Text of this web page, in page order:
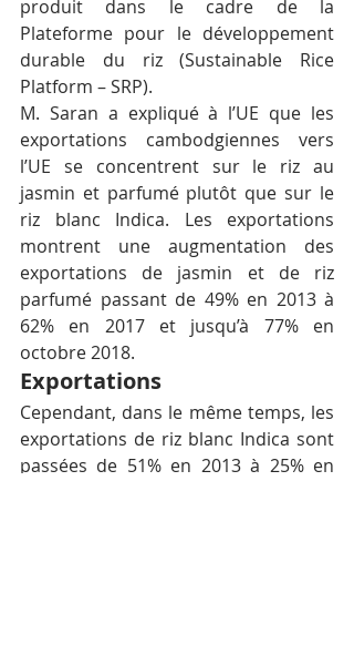
produit dans le cadre de la
Plateforme pour le développement
durable du riz (Sustainable Rice
Platform – SRP).
M. Saran a expliqué à l’UE que les
exportations cambodgiennes vers
l’UE se concentrent sur le riz au
jasmin et parfumé plutôt que sur le
riz blanc Indica. Les exportations
montrent une augmentation des
exportations de jasmin et de riz
parfumé passant de 49% en 2013 à
62% en 2017 et jusqu’à 77% en
octobre 2018.
Exportations
Cependant, dans le même temps, les
exportations de riz blanc Indica sont
passées de 51% en 2013 à 25% en